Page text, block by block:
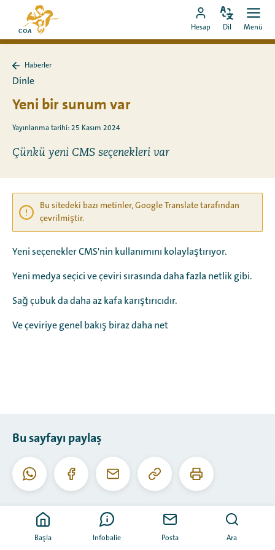
Doğrudan
içeriğe
git
MyCOA
ana
sayfasına
MyCOA
hesabına
Hesap
Dili
Dil
Aç
Menü
Başla Infobalie Posta Ara
sayfasına
dön
Haberler
Dinle
Yeni bir sunum var
Yayınlanma tarihi: 25 Kasım 2024
Çünkü yeni CMS seçenekleri var
Bu sitedeki bazı metinler, Google Translate tarafından
çevrilmiştir.
Yeni seçenekler CMS'nin kullanımını kolaylaştırıyor.
Yeni medya seçici ve çeviri sırasında daha fazla netlik gibi.
Sağ çubuk da daha az kafa karıştırıcıdır.
Ve çeviriye genel bakış biraz daha net
Bu sayfayı paylaş
WhatsappFacebookE-
Bu
URL'yi
Bu
sayfayı